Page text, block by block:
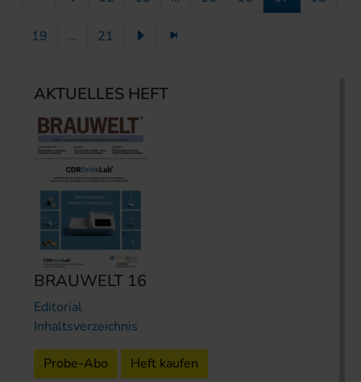
19 ... 21
AKTUELLES HEFT
BRAUWELT 16
Editorial
Inhaltsverzeichnis
Probe-Abo Heft kaufen